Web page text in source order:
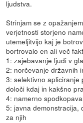
ljudstva.
Strinjam se z
verjetnosti storjeno
utemeljitvijo kaj je
bortrovalo en ali več
1: zajebavanje ljudi v
2: norčevanje državnih
3: selektivno
določi kdaj in kakšno
4: namerno
5: javna demonstracija,
za njih